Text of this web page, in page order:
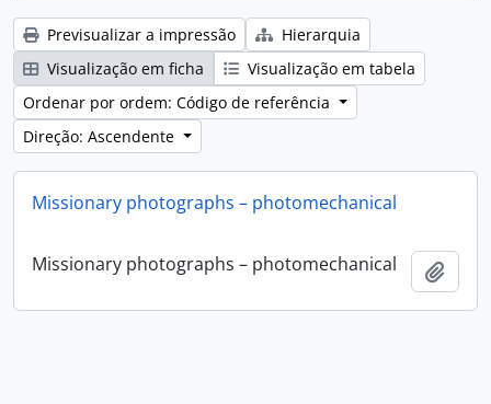
Previsualizar a impressão
Hierarquia
Visualização em ficha
Visualização em tabela
Ordenar por ordem: Código de referência
Direção: Ascendente
Missionary photographs – photomechanical
Missionary photographs – photomechanical